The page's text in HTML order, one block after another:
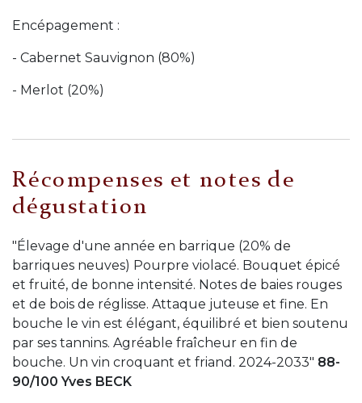
Encépagement :
- Cabernet Sauvignon (80%)
- Merlot (20%)
Récompenses et notes de
dégustation
"Élevage d'une année en barrique (20% de
barriques neuves) Pourpre violacé. Bouquet épicé
et fruité, de bonne intensité. Notes de baies rouges
et de bois de réglisse. Attaque juteuse et fine. En
bouche le vin est élégant, équilibré et bien soutenu
par ses tannins. Agréable fraîcheur en fin de
bouche. Un vin croquant et friand. 2024-2033" 88-
90/100 Yves BECK